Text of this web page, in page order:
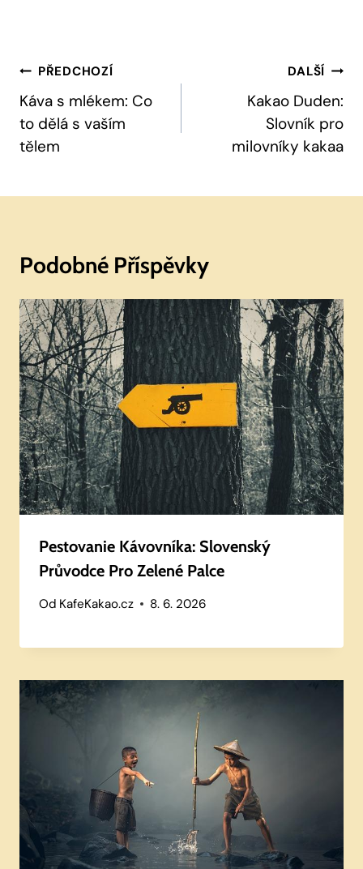
Navigace
Pro
Příspěvek
PŘEDCHOZÍ
Káva s mlékem: Co
to dělá s vaším
tělem
DALŠÍ
Kakao Duden:
Slovník pro
milovníky kakaa
Podobné Příspěvky
Pestovanie Kávovníka: Slovenský
Průvodce Pro Zelené Palce
Od KafeKakao.cz 8. 6. 2026